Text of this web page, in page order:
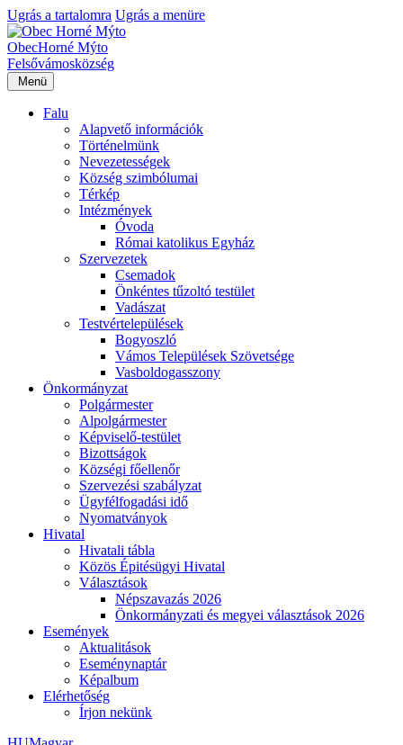
Ugrás a tartalomra Ugrás a menüre
ObecHorné Mýto
Felsővámosközség
Menü
Falu
Alapvető információk
Történelmünk
Nevezetességek
Község szimbólumai
Térkép
Intézmények
Óvoda
Római katolikus Egyház
Szervezetek
Csemadok
Önkéntes tűzoltó testület
Vadászat
Testvértelepülések
Bogyoszló
Vámos Települések Szövetsége
Vasboldogasszony
Önkormányzat
Polgármester
Alpolgármester
Képviselő-testület
Bizottságok
Községi főellenőr
Szervezési szabályzat
Ügyfélfogadási idő
Nyomatványok
Hivatal
Hivatali tábla
Közös Épitésügyi Hivatal
Választások
Népszavazás 2026
Önkormányzati és megyei választások 2026
Események
Aktualitások
Eseménynaptár
Képalbum
Elérhetőség
Írjon nekünk